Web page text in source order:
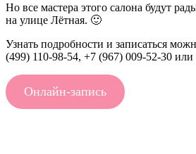
Но все мастера этого салона будут
на улице Лётная. 🙂
Узнать подробности и записаться
(499) 110-98-54, +7 (967) 009-52-30 или
Онлайн-запись